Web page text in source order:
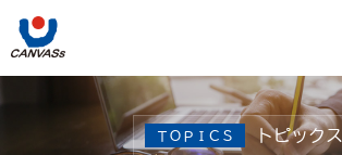
ＴＯＰＩＣＳ トピックス